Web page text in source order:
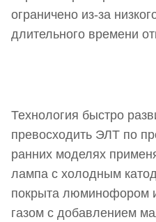
ограничено из-за
длительного времени
Технология быстро
превосходить ЭЛТ по
ранних моделях
лампа с холодным
покрыта люминофором
газом с добавлением